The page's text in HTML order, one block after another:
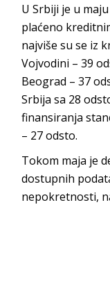
U Srbiji je u
plaćeno
najviše su se iz
Vojvodini – 39
Beograd – 37
Srbija sa 28
finansiranja
– 27 odsto.
Tokom maja je
dostupnih
nepokretnosti,